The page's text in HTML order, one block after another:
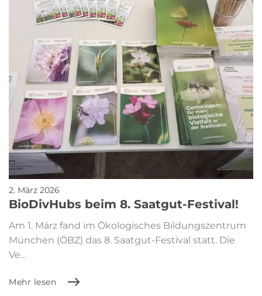
2. März 2026
BioDivHubs beim 8. Saatgut-Festival!
Am 1. März fand im Ökologisches Bildungszentrum
München (ÖBZ) das 8. Saatgut-Festival statt. Die
Ve…
Mehr lesen